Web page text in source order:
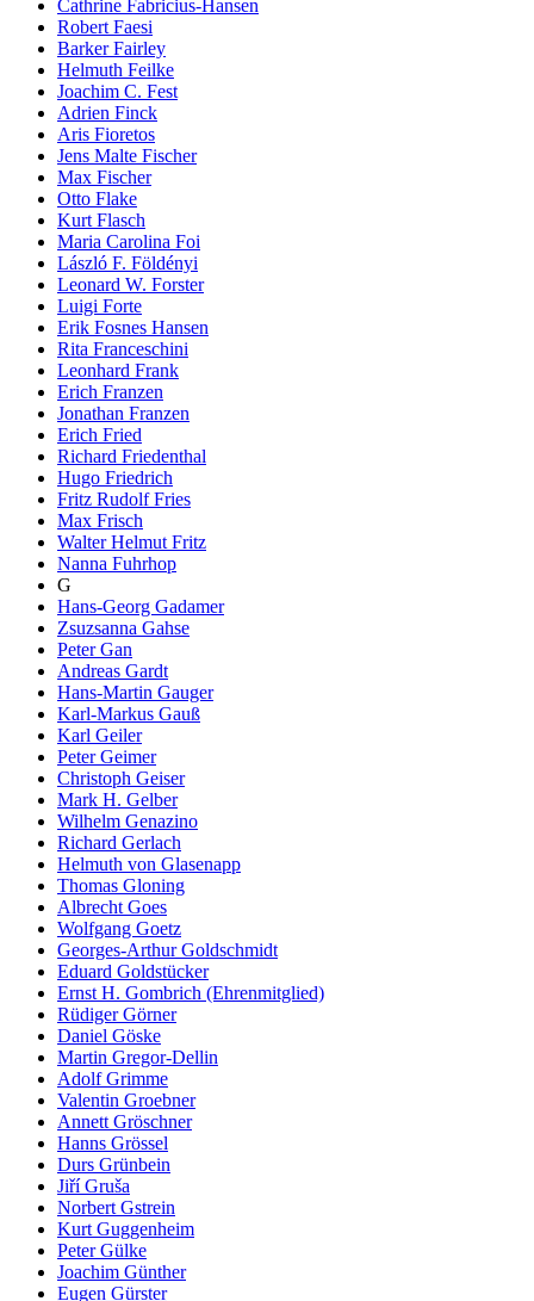
Cathrine Fabricius-Hansen
Robert Faesi
Barker Fairley
Helmuth Feilke
Joachim C. Fest
Adrien Finck
Aris Fioretos
Jens Malte Fischer
Max Fischer
Otto Flake
Kurt Flasch
Maria Carolina Foi
László F. Földényi
Leonard W. Forster
Luigi Forte
Erik Fosnes Hansen
Rita Franceschini
Leonhard Frank
Erich Franzen
Jonathan Franzen
Erich Fried
Richard Friedenthal
Hugo Friedrich
Fritz Rudolf Fries
Max Frisch
Walter Helmut Fritz
Nanna Fuhrhop
G
Hans-Georg Gadamer
Zsuzsanna Gahse
Peter Gan
Andreas Gardt
Hans-Martin Gauger
Karl-Markus Gauß
Karl Geiler
Peter Geimer
Christoph Geiser
Mark H. Gelber
Wilhelm Genazino
Richard Gerlach
Helmuth von Glasenapp
Thomas Gloning
Albrecht Goes
Wolfgang Goetz
Georges-Arthur Goldschmidt
Eduard Goldstücker
Ernst H. Gombrich (Ehrenmitglied)
Rüdiger Görner
Daniel Göske
Martin Gregor-Dellin
Adolf Grimme
Valentin Groebner
Annett Gröschner
Hanns Grössel
Durs Grünbein
Jiří Gruša
Norbert Gstrein
Kurt Guggenheim
Peter Gülke
Joachim Günther
Eugen Gürster